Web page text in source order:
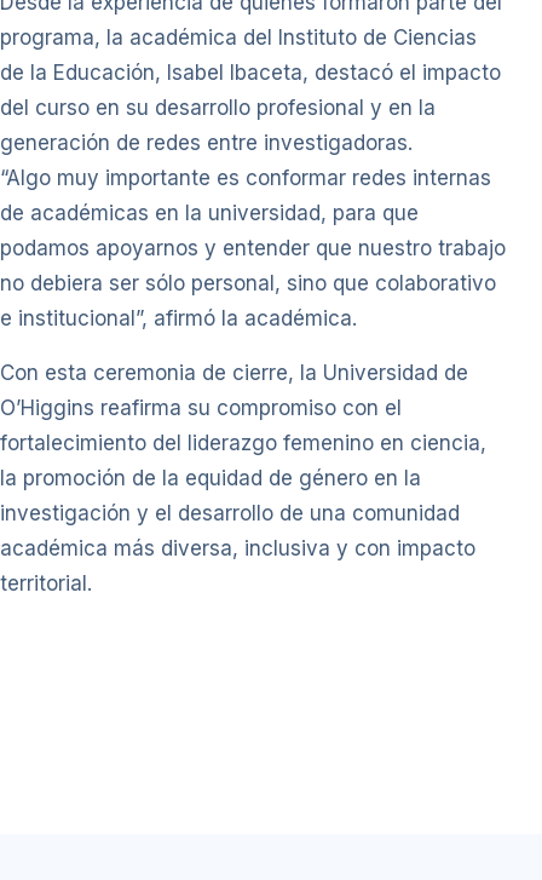
programa, la académica del Instituto de Ciencias
de la Educación, Isabel Ibaceta, destacó el impacto
del curso en su desarrollo profesional y en la
generación de redes entre investigadoras.
“Algo muy importante es conformar redes internas
de académicas en la universidad, para que
podamos apoyarnos y entender que nuestro trabajo
no debiera ser sólo personal, sino que colaborativo
e institucional”, afirmó la académica.
Con esta ceremonia de cierre, la Universidad de
O’Higgins reafirma su compromiso con el
fortalecimiento del liderazgo femenino en ciencia,
la promoción de la equidad de género en la
investigación y el desarrollo de una comunidad
académica más diversa, inclusiva y con impacto
territorial.